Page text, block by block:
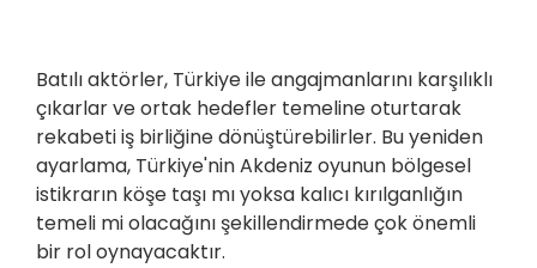
Batılı aktörler, Türkiye ile angajmanlarını karşılıklı
çıkarlar ve ortak hedefler temeline oturtarak
rekabeti iş birliğine dönüştürebilirler. Bu yeniden
ayarlama, Türkiye'nin Akdeniz oyunun bölgesel
istikrarın köşe taşı mı yoksa kalıcı kırılganlığın
temeli mi olacağını şekillendirmede çok önemli
bir rol oynayacaktır.